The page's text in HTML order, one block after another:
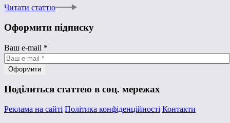
Читати статтю
Оформити підписку
Ваш e-mail *
Поділиться статтею в соц. мережах
Реклама на сайті Політика конфіденційності Контакти